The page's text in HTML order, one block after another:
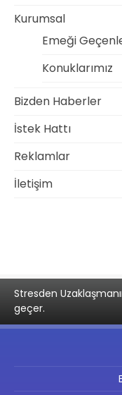
Kurumsal
Emeği
Konuklarımız
Bizden Haberler
İstek Hattı
Reklamlar
İletişim
Stresden
geçer.